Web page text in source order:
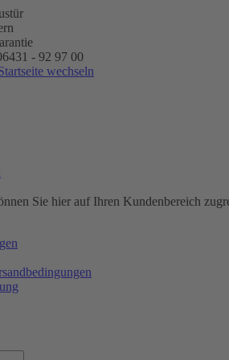
- 92 97 00
Sie hier auf Ihren Kundenbereich